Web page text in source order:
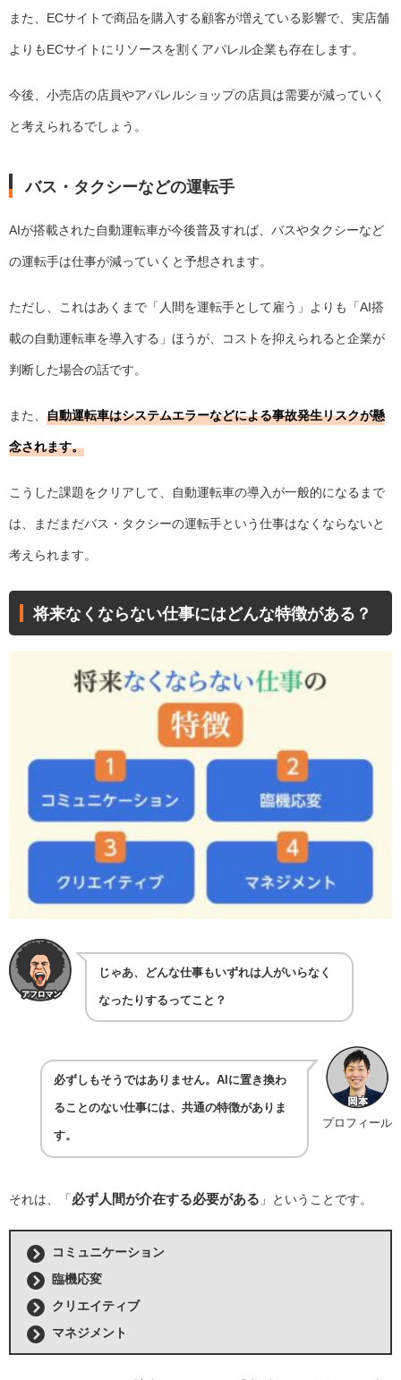
また、ECサイトで商品を購入する顧客が増えている影響で、実店舗
よりもECサイトにリソースを割くアパレル企業も存在します。
今後、小売店の店員やアパレルショップの店員は需要が減っていく
と考えられるでしょう。
バス・タクシーなどの運転手
AIが搭載された自動運転車が今後普及すれば、バスやタクシーなど
の運転手は仕事が減っていくと予想されます。
ただし、これはあくまで「人間を運転手として雇う」よりも「AI搭
載の自動運転車を導入する」ほうが、コストを抑えられると企業が
判断した場合の話です。
また、 自動運転車はシステムエラーなどによる事故発生リスクが懸
念されます。
こうした課題をクリアして、自動運転車の導入が一般的になるまで
は、まだまだバス・タクシーの運転手という仕事はなくならないと
考えられます。
将来なくならない仕事にはどんな特徴がある？
じゃあ、どんな仕事もいずれは人がいらなく
なったりするってこと？
プロフィール
必ずしもそうではありません。AIに置き換わ
ることのない仕事には、共通の特徴がありま
す。
それは、「必ず人間が介在する必要がある 」ということです。
コミュニケーション
臨機応変
クリエイティブ
マネジメント